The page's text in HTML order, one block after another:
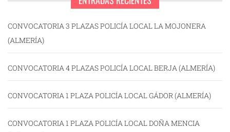
CONVOCATORIA 3 PLAZAS POLICÍA LOCAL LA MOJONERA
(ALMERÍA)
CONVOCATORIA 4 PLAZAS POLICÍA LOCAL BERJA (ALMERÍA)
CONVOCATORIA 1 PLAZA POLICÍA LOCAL GÁDOR (ALMERÍA)
CONVOCATORIA 1 PLAZA POLICÍA LOCAL DOÑA MENCIA